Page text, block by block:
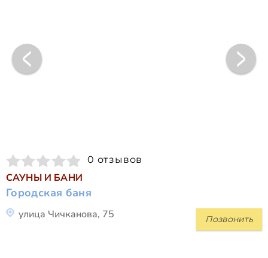
0 отзывов
САУНЫ И БАНИ
Городская баня
Позвонить
улица Чичканова, 75